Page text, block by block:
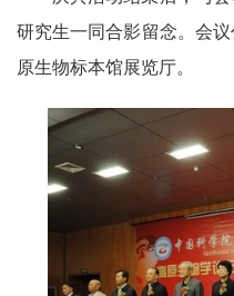
研究生一同合影留念。会
原生物标本馆展览厅。